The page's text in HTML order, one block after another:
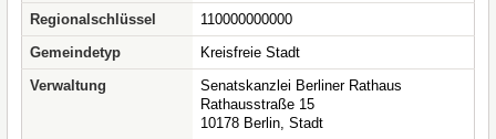
Regionalschlüssel
110000000000
Gemeindetyp
Kreisfreie Stadt
Verwaltung
Senatskanzlei Berliner Rathaus
Rathausstraße 15
10178 Berlin, Stadt